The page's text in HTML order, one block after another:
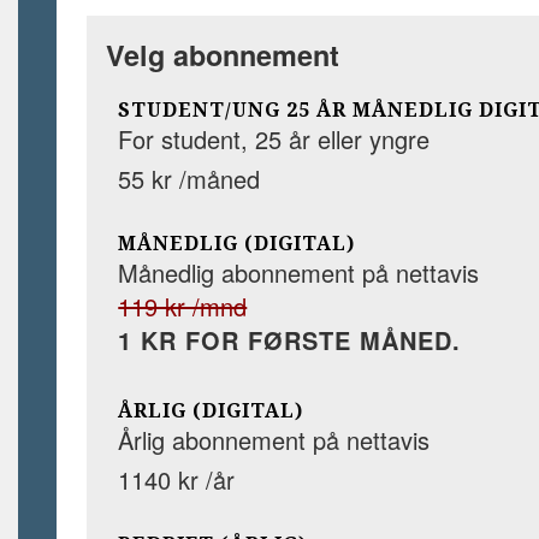
Velg abonnement
STUDENT/UNG 25 ÅR MÅNEDLIG
For student, 25 år eller yngre
55 kr /måned
MÅNEDLIG (DIGITAL)
Månedlig abonnement på nettavis
119 kr /mnd
1 KR FOR FØRSTE MÅNED.
ÅRLIG (DIGITAL)
Årlig abonnement på nettavis
1140 kr /år